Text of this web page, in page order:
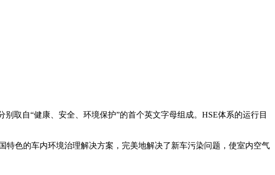
取自“健康、安全、环境保护”的首个英文字母组成。HSE体系的运行目
色的车内环境治理解决方案，完美地解决了新车污染问题，使室内空气